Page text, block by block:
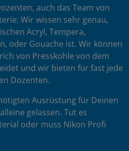
auch das Team von
Wir wissen sehr genau,
Acryl, Tempera,
oder Gouache ist. Wir können
von Presskohle von dem
und wir bieten für fast jede
Dozenten.
Ausrüstung für Deinen
gelassen. Tut es
oder muss Nikon Profi